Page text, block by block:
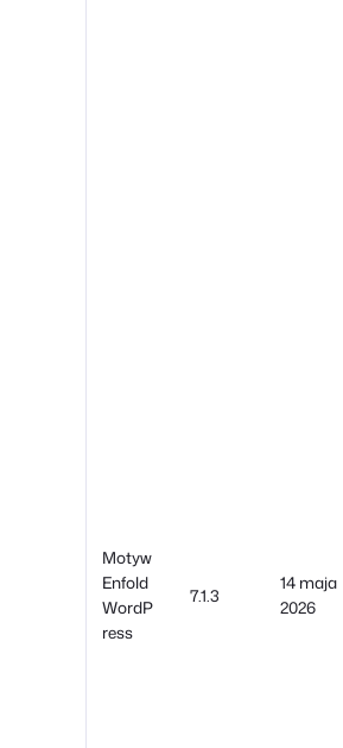
Motyw
Enfold
WordP
ress
7.1.3
14 maja
2026